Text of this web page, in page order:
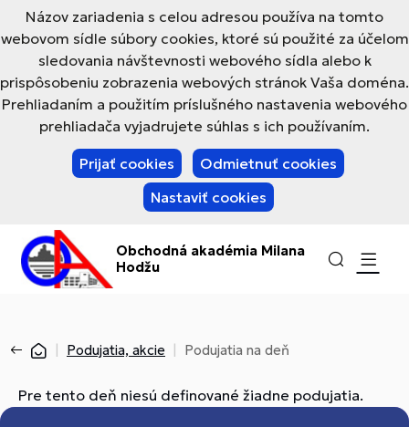
Názov zariadenia s celou adresou používa na tomto
webovom sídle súbory cookies, ktoré sú použité za účelom
sledovania návštevnosti webového sídla alebo k
prispôsobeniu zobrazenia webových stránok Vaša doména.
Prehliadaním a použitím príslušného nastavenia webového
prehliadača vyjadrujete súhlas s ich používaním.
Prijať cookies
Odmietnuť cookies
Nastaviť cookies
Obchodná akadémia Milana
Hodžu
Podujatia, akcie Podujatia na deň
Pre tento deň niesú definované žiadne podujatia.